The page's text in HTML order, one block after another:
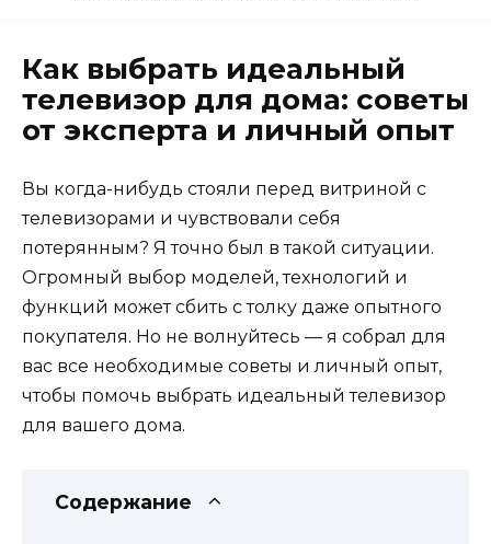
Как выбрать идеальный
телевизор для дома: советы
от эксперта и личный опыт
Вы когда-нибудь стояли перед витриной с
телевизорами и чувствовали себя
потерянным? Я точно был в такой ситуации.
Огромный выбор моделей, технологий и
функций может сбить с толку даже опытного
покупателя. Но не волнуйтесь — я собрал для
вас все необходимые советы и личный опыт,
чтобы помочь выбрать идеальный телевизор
для вашего дома.
Содержание